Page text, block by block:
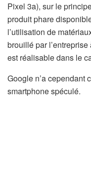
Pixel 3a), sur le
produit phare
l’utilisation de
brouillé par
est réalisable dans le
Google n’a cependant
smartphone spéculé.